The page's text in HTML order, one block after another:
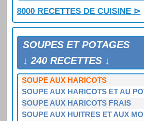
8000 RECETTES DE CUISINE ⊳
SOUPES ET POTAGES
↓ 240 RECETTES ↓
SOUPE AUX CHOUX VERTS ET
SOUPE AUX EPINARDS
SOUPE AUX ESTOMACS DE
SOUPE AUX FEVES
SOUPE AUX FLOCONS D'AVOINE
SOUPE AUX FRUITS DE MER
SOUPE AUX HARICOTS
SOUPE AUX HARICOTS ET AU
SOUPE AUX HARICOTS FRAIS
SOUPE AUX HUITRES ET AUX